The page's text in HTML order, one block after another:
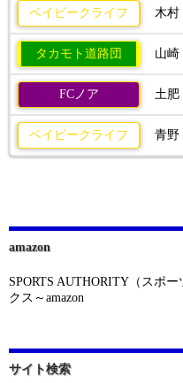
ベイビークライフ 木村
タカモト道路団 山崎
FCノア 土肥
ベイビークライフ 青野
amazon
SPORTS AUTHORITY（スポ
クス～amazon
サイト検索